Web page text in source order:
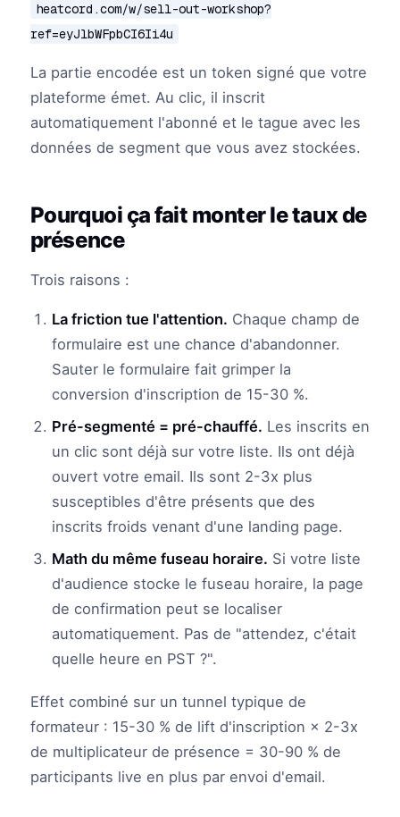
heatcord.com/w/sell-out-workshop?
ref=eyJlbWFpbCI6Ii4u
La partie encodée est un token signé que votre
plateforme émet. Au clic, il inscrit
automatiquement l'abonné et le tague avec les
données de segment que vous avez stockées.
Pourquoi ça fait monter le taux de
présence
Trois raisons :
La friction tue l'attention. Chaque champ de
formulaire est une chance d'abandonner.
Sauter le formulaire fait grimper la
conversion d'inscription de 15-30 %.
Pré-segmenté = pré-chauffé. Les inscrits en
un clic sont déjà sur votre liste. Ils ont déjà
ouvert votre email. Ils sont 2-3x plus
susceptibles d'être présents que des
inscrits froids venant d'une landing page.
Math du même fuseau horaire. Si votre liste
d'audience stocke le fuseau horaire, la page
de confirmation peut se localiser
automatiquement. Pas de "attendez, c'était
quelle heure en PST ?".
Effet combiné sur un tunnel typique de
formateur : 15-30 % de lift d'inscription × 2-3x
de multiplicateur de présence = 30-90 % de
participants live en plus par envoi d'email.